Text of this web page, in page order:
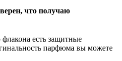
что получаю
есть защитные
парфюма вы можете